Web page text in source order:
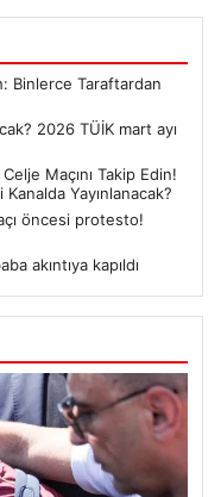
Binlerce Taraftardan
2026 TÜİK mart ayı
Maçını Takip Edin!
Yayınlanacak?
öncesi protesto!
akıntıya kapıldı